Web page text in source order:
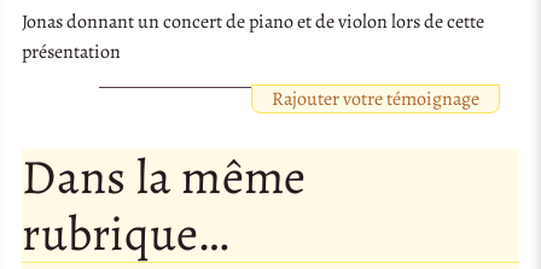
Jonas donnant un concert de piano et de violon lors de cette
présentation
Rajouter votre témoignage
Dans la même
rubrique…